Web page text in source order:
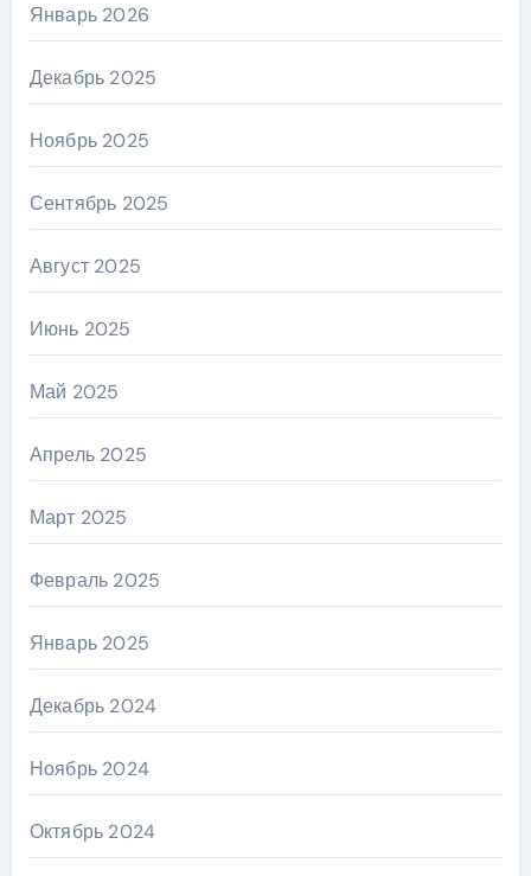
Январь 2026
Декабрь 2025
Ноябрь 2025
Сентябрь 2025
Август 2025
Июнь 2025
Май 2025
Апрель 2025
Март 2025
Февраль 2025
Январь 2025
Декабрь 2024
Ноябрь 2024
Октябрь 2024